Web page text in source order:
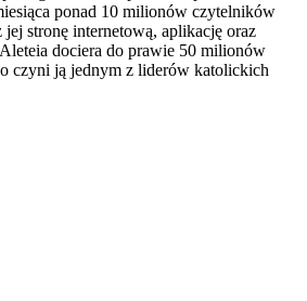
ponad 10 milionów czytelników
stronę internetową, aplikację oraz
dociera do prawie 50 milionów
czyni ją jednym z liderów katolickich